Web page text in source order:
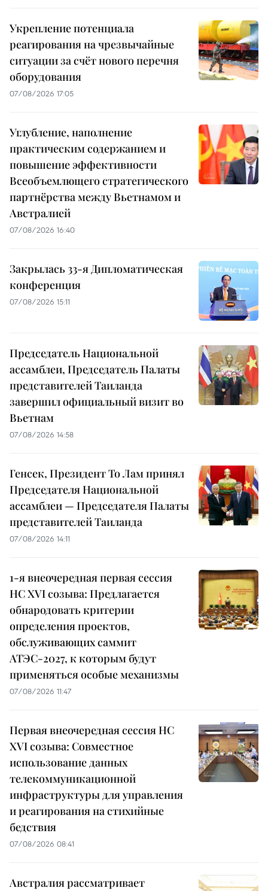
Укрепление потенциала
реагирования на чрезвычайные
ситуации за счёт нового перечня
оборудования
07/08/2026 17:05
Углубление, наполнение
практическим содержанием и
повышение эффективности
Всеобъемлющего стратегического
партнёрства между Вьетнамом и
Австралией
07/08/2026 16:40
Закрылась 33-я Дипломатическая
конференция
07/08/2026 15:11
Председатель Национальной
ассамблеи, Председатель Палаты
представителей Таиланда
завершил официальный визит во
Вьетнам
07/08/2026 14:58
Генсек, Президент То Лам принял
Председателя Национальной
ассамблеи — Председателя Палаты
представителей Таиланда
07/08/2026 14:11
1-я внеочередная первая сессия
НС XVI созыва: Предлагается
обнародовать критерии
определения проектов,
обслуживающих саммит
АТЭС-2027, к которым будут
применяться особые механизмы
07/08/2026 11:47
Первая внеочередная сессия НС
XVI созыва: Совместное
использование данных
телекоммуникационной
инфраструктуры для управления
и реагирования на стихийные
бедствия
07/08/2026 08:41
Австралия рассматривает